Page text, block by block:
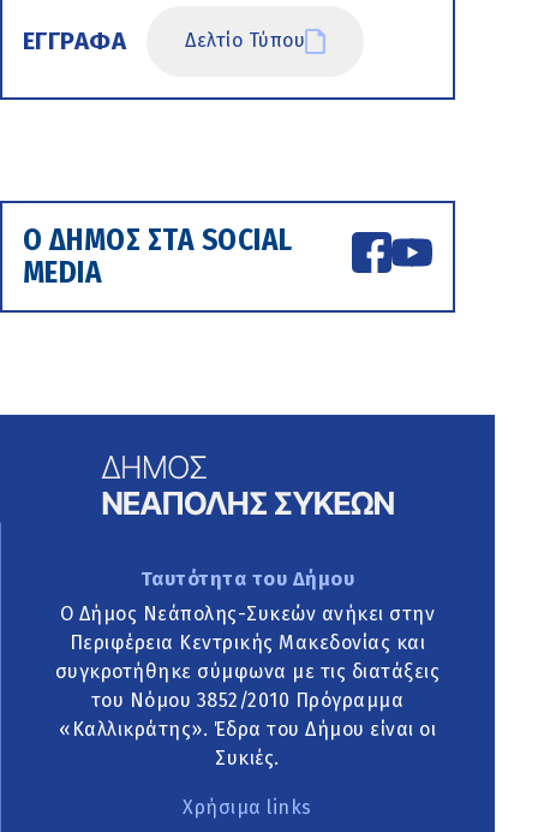
ΕΓΓΡΑΦΑ Δελτίο Τύπου
Ο ΔΗΜΟΣ ΣΤΑ SOCIAL
MEDIA
Ταυτότητα του Δήμου
Ο Δήμος Νεάπολης-Συκεών ανήκει στην
Περιφέρεια Κεντρικής Μακεδονίας και
συγκροτήθηκε σύμφωνα με τις διατάξεις
του Νόμου 3852/2010 Πρόγραμμα
«Καλλικράτης». Έδρα του Δήμου είναι οι
Συκιές.
Χρήσιμα links